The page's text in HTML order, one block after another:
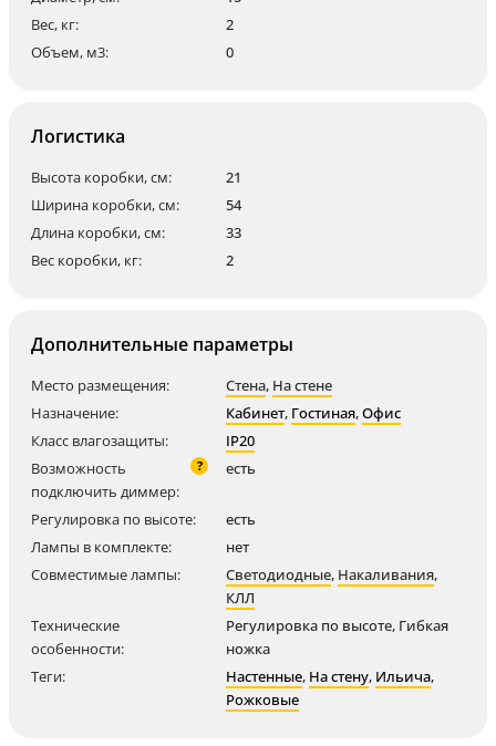
Вес, кг:
2
Объем, м3:
0
Логистика
Высота коробки, см:
21
Ширина коробки, см:
54
Длина коробки, см:
33
Вес коробки, кг:
2
Дополнительные параметры
Место размещения: Стена, На стене
Назначение:
Кабинет, Гостиная,Офис
Класс влагозащиты:
IP20
Возможность
подключить диммер:
? есть
Регулировка по высоте:
есть
Лампы в комплекте:
нет
Совместимые лампы:
Светодиодные, Накаливания,
КЛЛ
Технические
особенности:
Регулировка по высоте, Гибкая
ножка
Теги:
Настенные, На стену, Ильича,
Рожковые